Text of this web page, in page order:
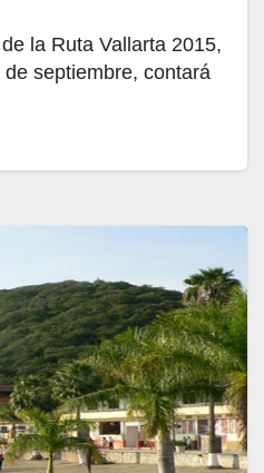
la Ruta Vallarta 2015,
septiembre, contará